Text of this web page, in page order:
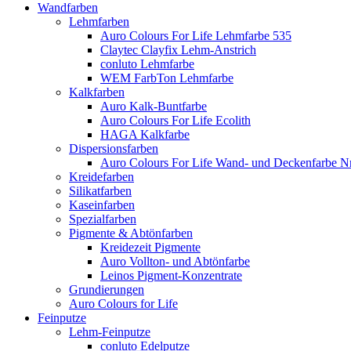
Wandfarben
Lehmfarben
Auro Colours For Life Lehmfarbe 535
Claytec Clayfix Lehm-Anstrich
conluto Lehmfarbe
WEM FarbTon Lehmfarbe
Kalkfarben
Auro Kalk-Buntfarbe
Auro Colours For Life Ecolith
HAGA Kalkfarbe
Dispersionsfarben
Auro Colours For Life Wand- und Deckenfarbe
Kreidefarben
Silikatfarben
Kaseinfarben
Spezialfarben
Pigmente & Abtönfarben
Kreidezeit Pigmente
Auro Vollton- und Abtönfarbe
Leinos Pigment-Konzentrate
Grundierungen
Auro Colours for Life
Feinputze
Lehm-Feinputze
conluto Edelputze